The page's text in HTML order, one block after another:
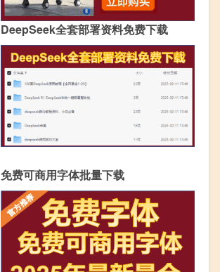
DeepSeek全套部署资料免费下载
免费可商用字体批量下载